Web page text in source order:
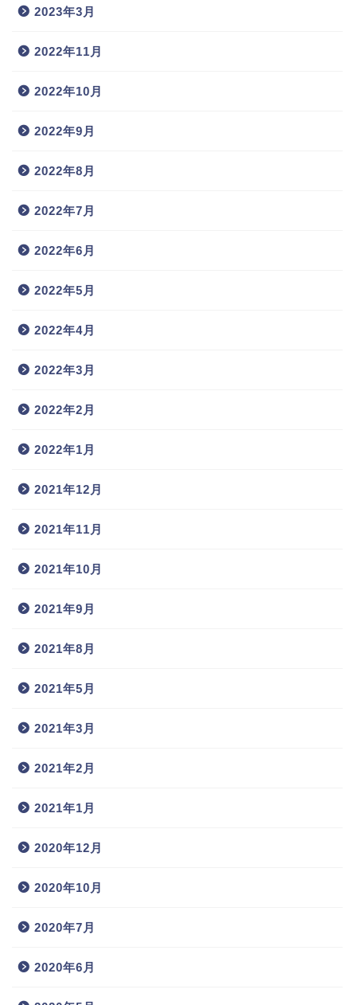
2023年3月
2022年11月
2022年10月
2022年9月
2022年8月
2022年7月
2022年6月
2022年5月
2022年4月
2022年3月
2022年2月
2022年1月
2021年12月
2021年11月
2021年10月
2021年9月
2021年8月
2021年5月
2021年3月
2021年2月
2021年1月
2020年12月
2020年10月
2020年7月
2020年6月